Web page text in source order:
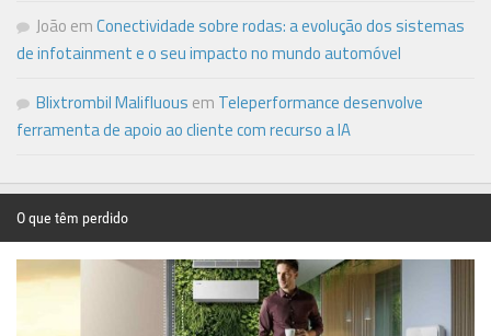
João emConectividade sobre rodas: a evolução dos sistemas
de infotainment e o seu impacto no mundo automóvel
Blixtrombil Malifluous em Teleperformance desenvolve
ferramenta de apoio ao cliente com recurso a IA
O que têm perdido